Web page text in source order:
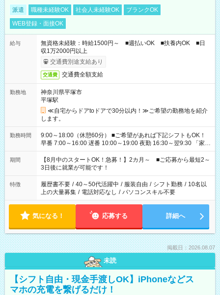
派遣 職種未経験OK 社会人未経験OK
ブランクOK
WEB登録・面接OK
給与
無資格未経験：時給1500円～ ■週払いOK ■扶養内OK ■日
収1万2000円以上
交通費別途支給あり
交通費 交通費全額支給
勤務地
神奈川県平塚市
平塚駅
≪自宅からドアtoドアで30分以内！≫ご希望の勤務地を紹介
します。
勤務時間
9:00～18:00（休憩60分） ■ご希望があれば下記シフトもOK！
早番 7:00～16:00 遅番 10:00～19:00 夜勤 16:30～翌9:30 「家族
と休みを合わせたい」 「余裕を持って夕飯の準備がしたい」
「できれば残業はしたくない」 など、ご希望を教えてください
ね。 ※Wワーク希望の方へ 今ご覧のお仕事で希望する勤務時間
と、もう1つのお仕事の勤務時間。 合計で週40時間を超える場
合は応募できません。
期間
【8月中のスタートOK！急募！】2カ月～ ■ご応募から最短2～
3日後に就業が可能です！
特徴 履歴書不要 / 40～50代活躍中 / 服装自由 / シフト勤務 / 10名以
上の大量募集 / 電話対応なし / パソコンスキル不要
気になる！ 応募する 詳細へ
掲載日：2026.08.07
未読
【シフト自由・現金手渡しOK】iPhoneなどス
マホの充電を繋げるだけ！